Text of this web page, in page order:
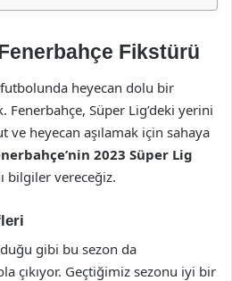
Fikstürü
heyecan dolu bir
Fenerbahçe, Süper Lig’deki yerini
ve heyecan aşılamak için sahaya
2023 Süper Lig
bilgiler vereceğiz.
gibi bu sezon da
çıkıyor. Geçtiğimiz sezonu iyi bir